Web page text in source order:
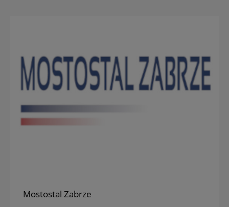
Mostostal Zabrze